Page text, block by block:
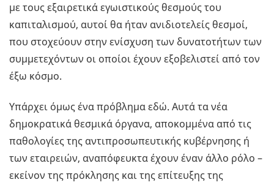
με τους εξαιρετικά εγωιστικούς θεσμούς του
καπιταλισμού, αυτοί θα ήταν ανιδιοτελείς θεσμοί,
που στοχεύουν στην ενίσχυση των δυνατοτήτων των
συμμετεχόντων οι οποίοι έχουν εξοβελιστεί από τον
έξω κόσμο.
Υπάρχει όμως ένα πρόβλημα εδώ. Αυτά τα νέα
δημοκρατικά θεσμικά όργανα, αποκομμένα από τις
παθολογίες της αντιπροσωπευτικής κυβέρνησης ή
των εταιρειών, αναπόφευκτα έχουν έναν άλλο ρόλο –
εκείνον της πρόκλησης και της επίτευξης της